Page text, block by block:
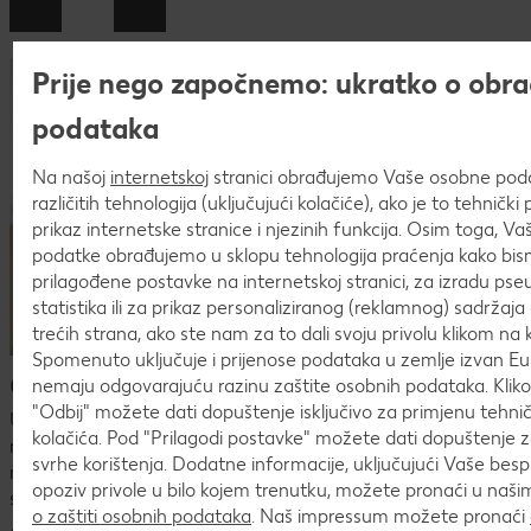
Česta pitanja o postupku prijave
U procesu prijave mogu se pojaviti mnoga pitanja. U
nastavku ćeš naći pregled najčešćih pitanja i odgovora.Ako
nismo uspjeli odgovoriti na tvoje pitanje ili nedoumicu,
slobodno nam se javi nakarijera@kaufland.hr!
Prije nego započnemo: ukratko o
podataka
Na našoj internetskoj stranici obrađujemo Vaše osobne
različitih tehnologija (uključujući kolačiće), ako je to tehnički
prikaz internetske stranice i njezinih funkcija. Osim toga,
podatke obrađujemo u sklopu tehnologija praćenja kako
prilagođene postavke na internetskoj stranici, za izradu
statistika ili za prikaz personaliziranog (reklamnog) sadržaja
trećih strana, ako ste nam za to dali svoju privolu klikom na
Spomenuto uključuje i prijenose podataka u zemlje izvan
nemaju odgovarajuću razinu zaštite osobnih podataka.
"Odbij" možete dati dopuštenje isključivo za primjenu
kolačića. Pod "Prilagodi postavke" možete dati dopuštenje
svrhe korištenja. Dodatne informacije, uključujući Vaše
opoziv privole u bilo kojem trenutku, možete pronaći u
o zaštiti osobnih podataka. Naš impressum možete pronaći